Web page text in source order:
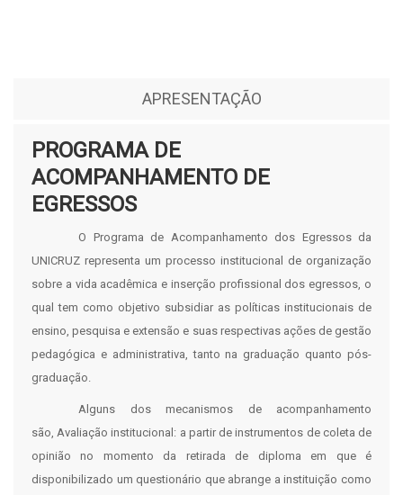
APRESENTAÇÃO
PROGRAMA DE
ACOMPANHAMENTO DE
EGRESSOS
O Programa de Acompanhamento dos Egressos da
UNICRUZ representa um processo institucional de organização
sobre a vida acadêmica e inserção profissional dos egressos, o
qual tem como objetivo subsidiar as políticas institucionais de
ensino, pesquisa e extensão e suas respectivas ações de gestão
pedagógica e administrativa, tanto na graduação quanto pós-
graduação.
Alguns dos mecanismos de acompanhamento
são, Avaliação institucional: a partir de instrumentos de coleta de
opinião no momento da retirada de diploma em que é
disponibilizado um questionário que abrange a instituição como